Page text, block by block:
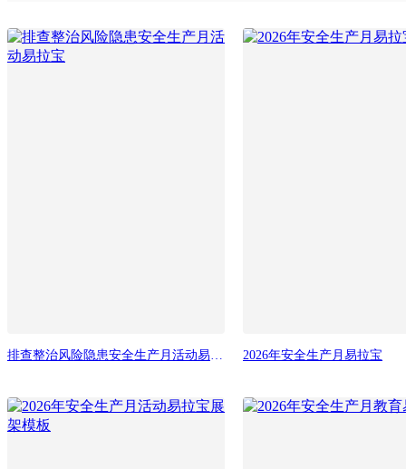
排查整治风险隐患安全生产月活动易拉宝 2026年安全生产月易拉宝